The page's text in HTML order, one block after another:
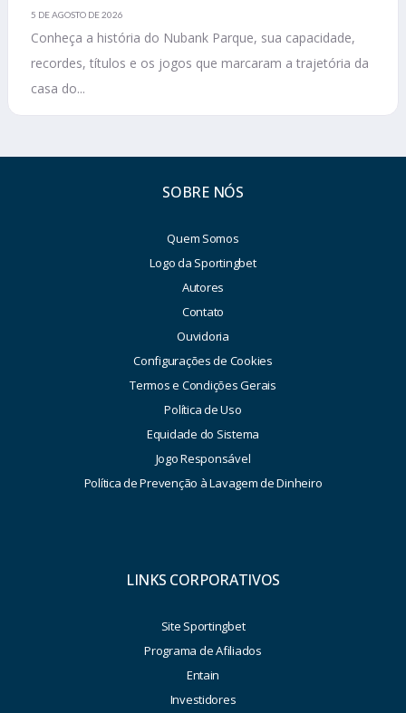
5 DE AGOSTO DE 2026
Conheça a história do Nubank Parque, sua capacidade,
recordes, títulos e os jogos que marcaram a trajetória da
casa do...
SOBRE NÓS
Quem Somos
Logo da Sportingbet
Autores
Contato
Ouvidoria
Configurações de Cookies
Termos e Condições Gerais
Política de Uso
Equidade do Sistema
Jogo Responsável
Política de Prevenção à Lavagem de Dinheiro
LINKS CORPORATIVOS
Site Sportingbet
Programa de Afiliados
Entain
Investidores